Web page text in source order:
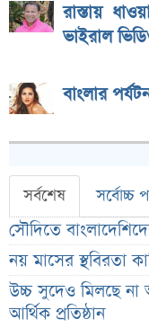
রাস্তায়
ভাইরাল
বাংলার
সর্বশেষ সর্বোচ্চ
সৌদিতে
নয় মাসের স্থবিরতা
উচ্চ সুদেও মিলছে
আর্থিক প্রতিষ্ঠান